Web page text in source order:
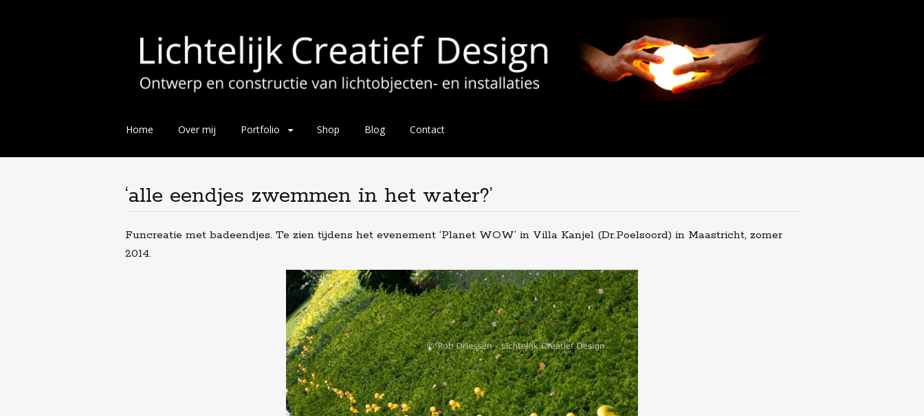
Skip
content
Home Over mij Portfolio Shop Blog Contact
‘alle eendjes zwemmen in het water?’
Funcreatie met badeendjes. Te zien tijdens het evenement ‘Planet WOW’ in Villa Kanjel (Dr.Poelsoord) in Maastricht, zomer
2014.